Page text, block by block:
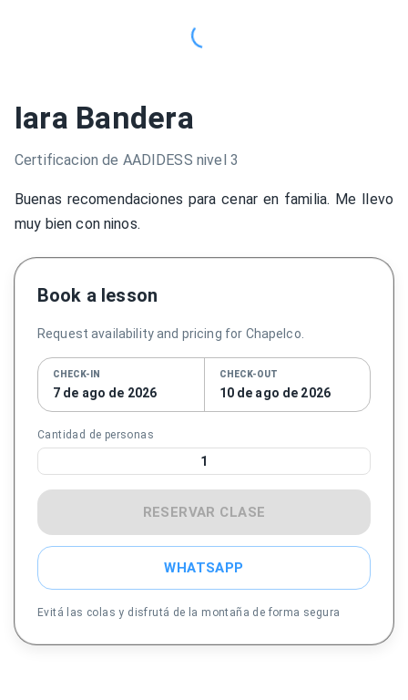
Iara Bandera
Certificacion de AADIDESS nivel 3
Buenas recomendaciones para cenar en familia. Me llevo
muy bien con ninos.
Book a lesson
Request availability and pricing for Chapelco.
CHECK-IN
7 de ago de 2026
CHECK-OUT
10 de ago de 2026
Cantidad de personas
1
RESERVAR CLASE
WHATSAPP
Evitá las colas y disfrutá de la montaña de forma segura